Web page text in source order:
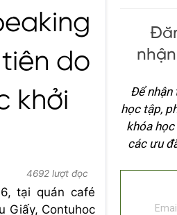
do
khởi
4692 lượt đọc
tại quán café
Giấy, Contuhoc
Để nhận
học tập,
khóa
các ưu